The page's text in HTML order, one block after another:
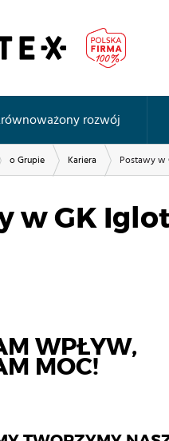
rozwój
o Grupie Kariera Postawy w
w GK
WPŁYW,
MOC!